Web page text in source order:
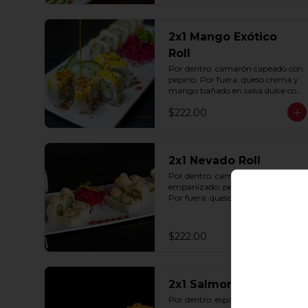
2x1 Mango Exótico
Roll
Por dentro: camarón capeado con
pepino. Por fuera: queso crema y
mango bañado en salsa dulce con
$222.00
2x1 Nevado Roll
Por dentro: camarón
empanizado, pepino y aguacate.
Por fuera: queso crema y tampico
$222.00
2x1 Salmon Roll
Por dentro: espárrago capeado